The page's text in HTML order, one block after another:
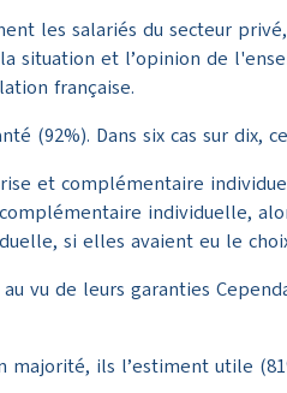
les salariés du secteur
et l’opinion de
française.
(92%). Dans six cas sur
et complémentaire
individuelle,
si elles avaient eu le
de leurs garanties
ils l’estiment utile